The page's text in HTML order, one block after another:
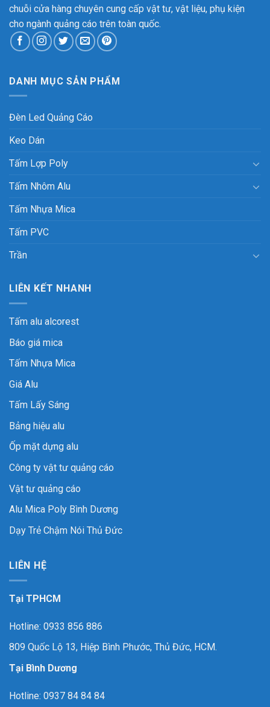
chuỗi cửa hàng chuyên cung cấp vật tư, vật liệu, phụ kiện
cho ngành quảng cáo trên toàn quốc.
DANH MỤC SẢN PHẨM
Đèn Led Quảng Cáo
Keo Dán
Tấm Lợp Poly
Tấm Nhôm Alu
Tấm Nhựa Mica
Tấm PVC
Trần
LIÊN KẾT NHANH
Tấm alu alcorest
Báo giá mica
Tấm Nhựa Mica
Giá Alu
Tấm Lấy Sáng
Bảng hiệu alu
Ốp mặt dựng alu
Công ty vật tư quảng cáo
Vật tư quảng cáo
Alu Mica Poly Bình Dương
Dạy Trẻ Chậm Nói Thủ Đức
LIÊN HỆ
Tại TPHCM
Hotline: 0933 856 886
809 Quốc Lộ 13, Hiệp Bình Phước, Thủ Đức, HCM.
Tại Bình Dương
Hotline: 0937 84 84 84